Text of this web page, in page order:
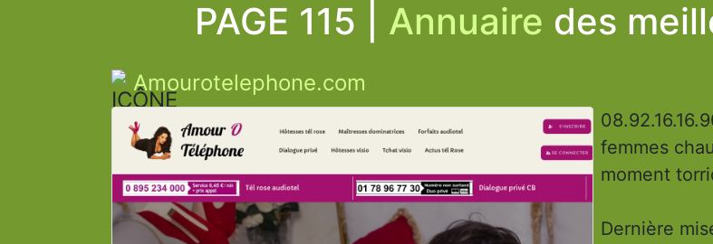
PAGE 115 | Annuaire des
Amourotelephone.com
femmes
moment
Dernière